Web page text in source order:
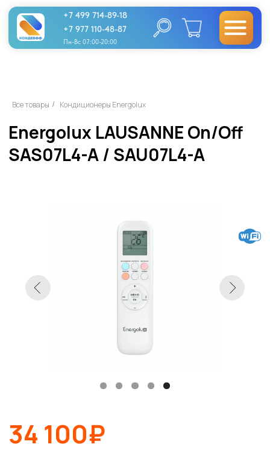
+7 499 714-89-18
+7 977 110-48-87
Пн-Вс 07:00-20:00
Все товары / Кондиционеры Energolux
SAS07L4-A / SAU07L4-A
Описание